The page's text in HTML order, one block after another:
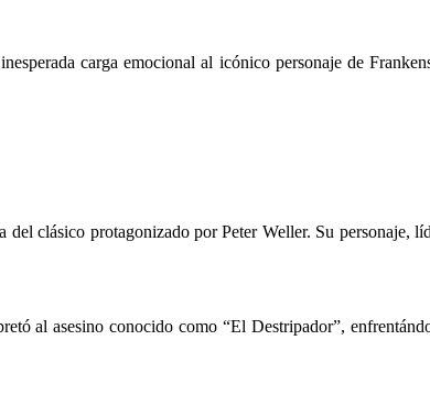
carga emocional al icónico personaje de
clásico protagonizado por Peter Weller. Su personaje,
al asesino conocido como “El Destripador”,